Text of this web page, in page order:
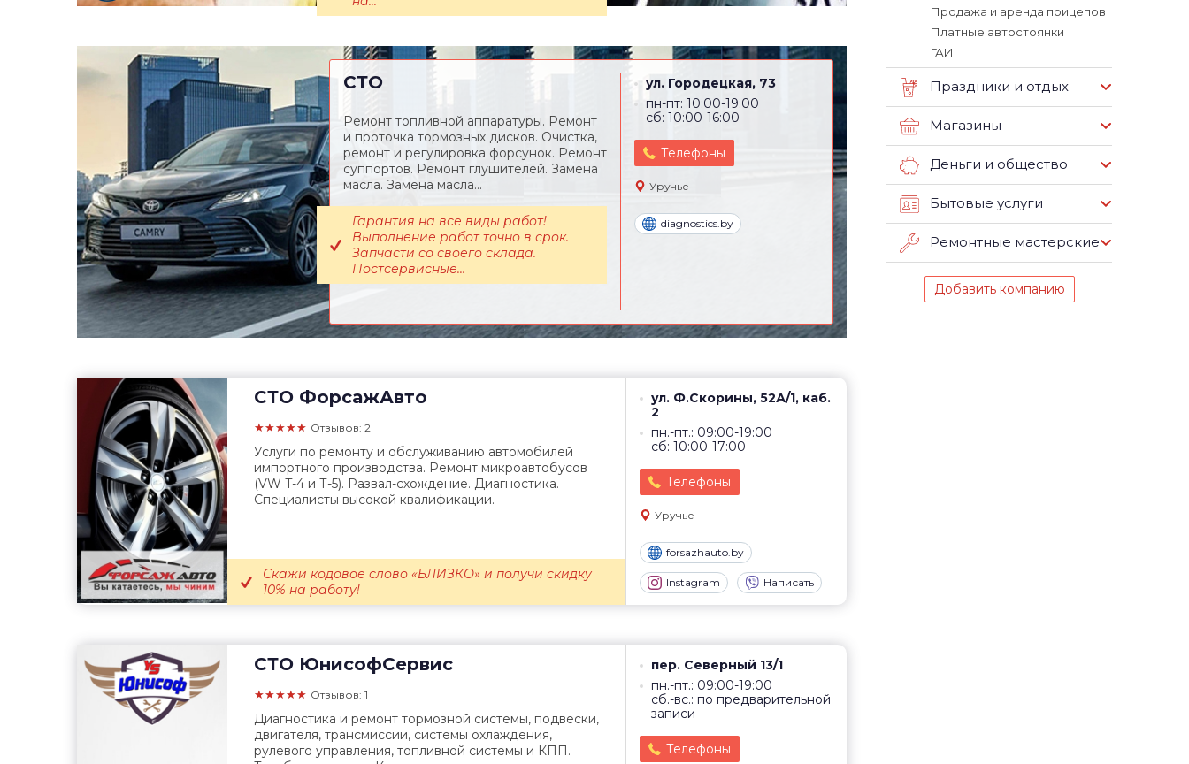
СТО
ул. Городецкая, 73
пн-пт: 10:00-19:00
сб: 10:00-16:00
Телефоны
Уручье
diagnostics.by
Ремонт топливной аппаратуры. Ремонт
и проточка тормозных дисков. Очистка,
ремонт и регулировка форсунок. Ремонт
суппортов. Ремонт глушителей. Замена
масла. Замена масла...
Гарантия на все виды работ!
Выполнение работ точно в срок.
Запчасти со своего склада.
Постсервисные...
СТО ФорсажАвто
★★★★★ Отзывов: 2
ул. Ф.Скорины, 52А/1, каб.
2
пн.-пт.: 09:00-19:00
сб: 10:00-17:00
Телефоны
Уручье
forsazhauto.by
Instagram Написать
Услуги по ремонту и обслуживанию автомобилей
импортного производства. Ремонт микроавтобусов
(VW T-4 и Т-5). Развал-схождение. Диагностика.
Специалисты высокой квалификации.
Скажи кодовое слово «БЛИЗКО» и получи скидку
10% на работу!
СТО ЮнисофСервис
★★★★★ Отзывов: 1
пер. Северный 13/1
пн.-пт.: 09:00-19:00
сб.-вс.: по предварительной
записи
Телефоны
Диагностика и ремонт тормозной системы, подвески,
двигателя, трансмиссии, системы охлаждения,
рулевого управления, топливной системы и КПП.
Продажа и аренда прицепов
Платные автостоянки
ГАИ
Праздники и отдых
Магазины
Деньги и общество
Бытовые услуги
Ремонтные мастерские
Добавить компанию